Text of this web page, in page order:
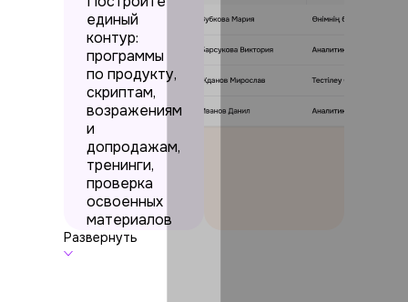
единый
контур:
программы
по продукту,
скриптам,
возражениям
и
допродажам,
тренинги,
проверка
освоенных
материалов
и база
Развернуть